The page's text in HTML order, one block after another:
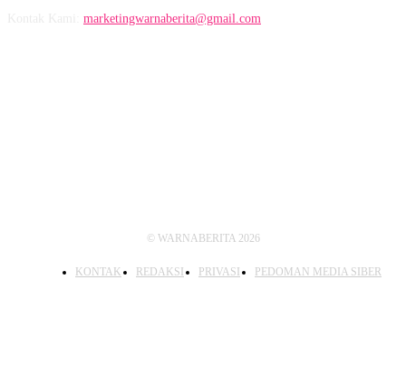
marketingwarnaberita@gmail.com
© WARNABERITA 2026
KONTAK REDAKSI PRIVASI PEDOMAN MEDIA SIBER